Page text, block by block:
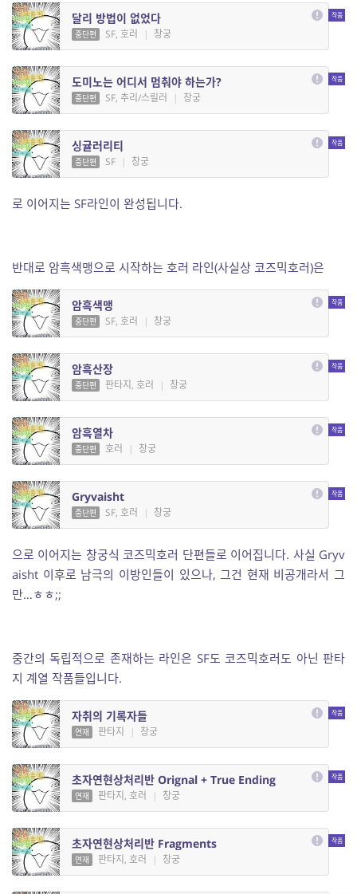
달리 방법이 없었다
중단편 SF, 호러 | 창궁
도미노는 어디서 멈춰야 하는가?
중단편 SF, 추리/스릴러 | 창궁
싱귤러리티
중단편 SF | 창궁
로 이어지는 SF라인이 완성됩니다.
반대로 암흑색맹으로 시작하는 호러 라인(사실상 코즈믹호러)은
암흑색맹
중단편 SF, 호러 | 창궁
암흑산장
중단편 판타지, 호러 | 창궁
암흑열차
중단편 호러 | 창궁
Gryvaisht
중단편 SF, 호러 | 창궁
으로 이어지는 창궁식 코즈믹호러 단편들로 이어집니다. 사실 Gryv
aisht 이후로 남극의 이방인들이 있으나, 그건 현재 비공개라서 그
만…ㅎㅎ;;
중간의 독립적으로 존재하는 라인은 SF도 코즈믹호러도 아닌 판타
지 계열 작품들입니다.
자취의 기록자들
연재 판타지 | 창궁
초자연현상처리반 Orignal + True Ending
연재 판타지, 호러 | 창궁
초자연현상처리반 Fragments
연재 판타지, 호러 | 창궁